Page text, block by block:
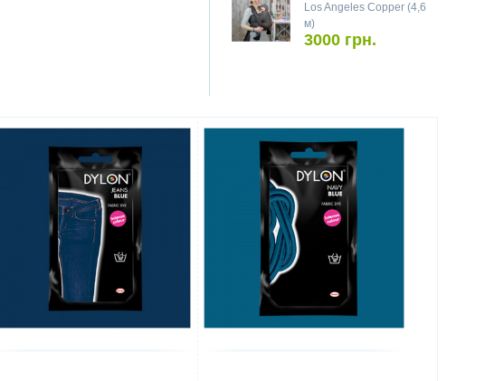
Los Angeles Copper (4,6
м)
3000 грн.